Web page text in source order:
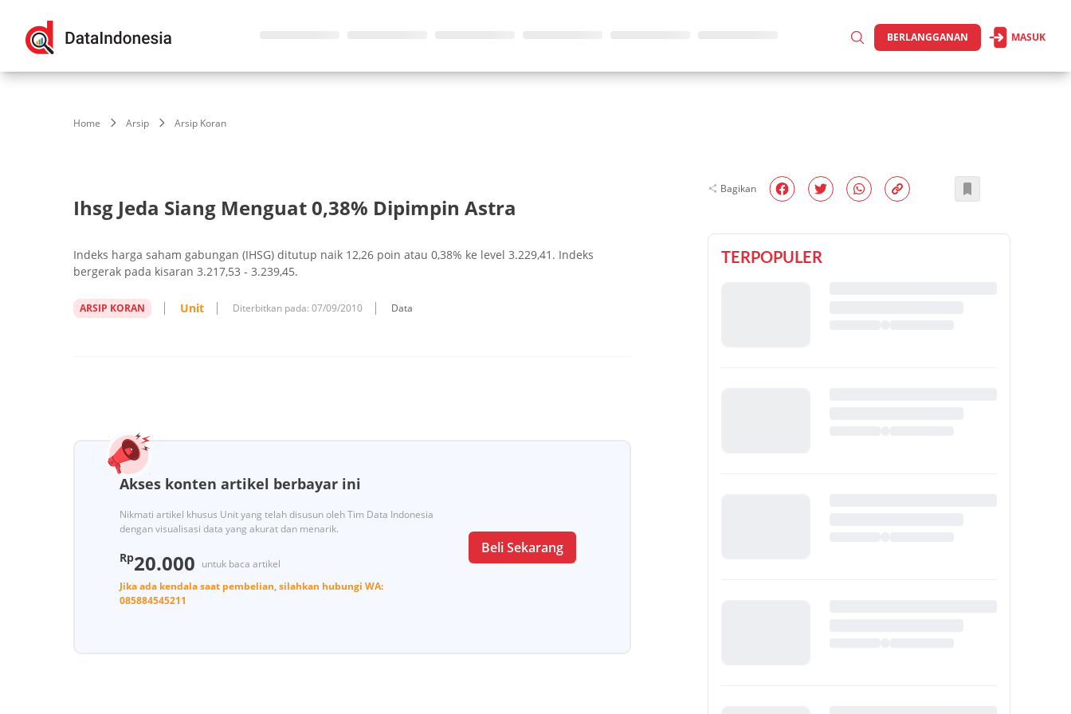
BERLANGGANAN MASUK
Home Arsip Arsip Koran
Ihsg Jeda Siang Menguat 0,38% Dipimpin Astra
Indeks harga saham gabungan (IHSG) ditutup naik 12,26 poin atau 0,38% ke level 3.229,41. Indeks
bergerak pada kisaran 3.217,53 - 3.239,45.
ARSIP KORAN Unit Diterbitkan pada: 07/09/2010 Data
Akses konten artikel berbayar ini
Nikmati artikel khusus Unit yang telah disusun oleh Tim Data Indonesia
dengan visualisasi data yang akurat dan menarik.
Rp20.000 untuk baca artikel
Jika ada kendala saat pembelian, silahkan hubungi WA:
085884545211
Beli Sekarang
Bagikan
TERPOPULER